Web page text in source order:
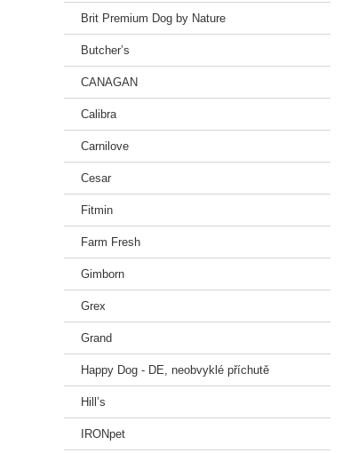
Brit Premium Dog by Nature
Butcher’s
CANAGAN
Calibra
Carnilove
Cesar
Fitmin
Farm Fresh
Gimborn
Grex
Grand
Happy Dog - DE, neobvyklé příchutě
Hill’s
IRONpet